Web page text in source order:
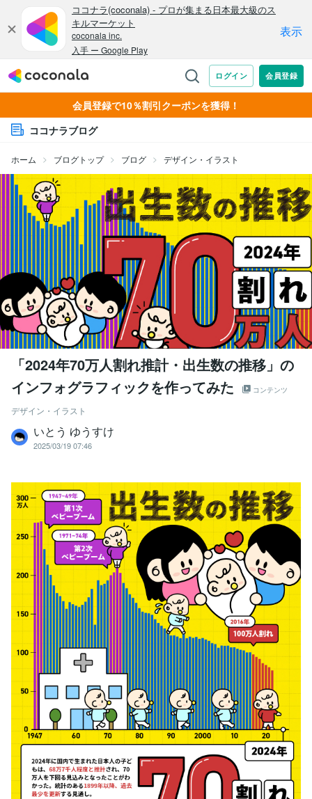
会員登録で10％割引クーポンを獲得！
ココナラブログ
ホーム ブログトップ ブログ デザイン・イラスト
「2024年70万人割れ推計・出生数の推移」の
インフォグラフィックを作ってみた
コンテンツ
デザイン・イラスト
いとう ゆうすけ
2025/03/19 07:46